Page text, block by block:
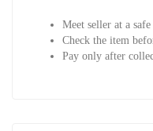
Meet seller at a
Check the item
Pay only after